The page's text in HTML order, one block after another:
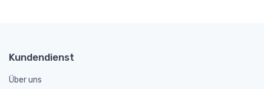
Kundendienst
Über uns